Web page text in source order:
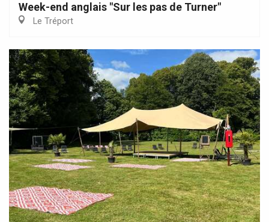
Week-end anglais "Sur les pas de Turner"
Le Tréport